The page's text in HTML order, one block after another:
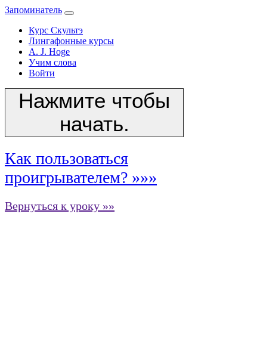
Запоминатель
Курс Скультэ
Лингафонные курсы
A. J. Hoge
Учим слова
Войти
Нажмите чтобы
начать.
Как пользоваться
проигрывателем? »»»
Вернуться к уроку »»